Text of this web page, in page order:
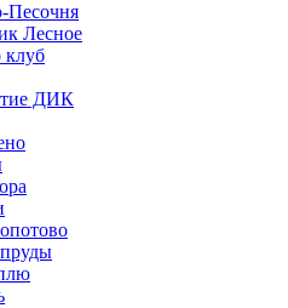
Песочня
Лесное
клуб
ДИК
пруды